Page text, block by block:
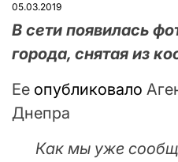
05.03.2019
В сети появилась
города, снятая из
Ее опубликовало
Днепра
Как мы уже